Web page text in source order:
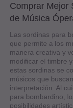
Comprar Mejor
de Música
Las sordinas para
que permite a los
manera creativa y
modificar el timbre
estas sordinas se
músicos que
interpretación. Al
para bombardino,
posibilidades